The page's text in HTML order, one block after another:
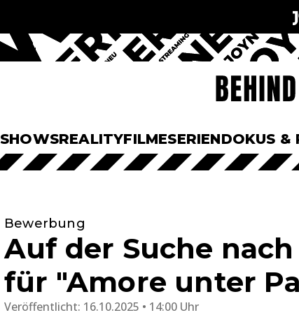
SHOWSREALITYFILMESERIENDOKUS &
Bewerbung
Auf der Suche
für "Amore unter
Veröffentlicht: 16.10.2025 • 14:00 Uhr